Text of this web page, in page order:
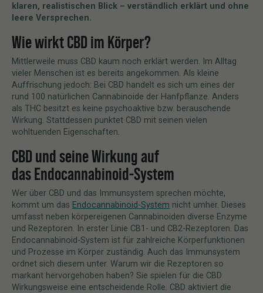
klaren, realistischen Blick – verständlich erklärt und ohne
leere Versprechen.
Wie wirkt CBD im Körper?
Mittlerweile muss CBD kaum noch erklärt werden. Im Alltag
vieler Menschen ist es bereits angekommen. Als kleine
Auffrischung jedoch: Bei CBD handelt es sich um eines der
rund 100 natürlichen Cannabinoide der Hanfpflanze. Anders
als THC besitzt es keine psychoaktive bzw. berauschende
Wirkung. Stattdessen punktet CBD mit seinen vielen
wohltuenden Eigenschaften.
CBD und seine Wirkung auf
das Endocannabinoid-System
Wer über CBD und das Immunsystem sprechen möchte,
kommt um das Endocannabinoid-System nicht umher. Dieses
umfasst neben körpereigenen Cannabinoiden diverse Enzyme
und Rezeptoren. In erster Linie CB1- und CB2-Rezeptoren. Das
Endocannabinoid-System ist für zahlreiche Körperfunktionen
und Prozesse im Körper zuständig. Auch das Immunsystem
ordnet sich diesem unter. Warum wir die Rezeptoren so
markant hervorgehoben haben? Sie spielen für die CBD
Wirkungsweise eine entscheidende Rolle. CBD aktiviert die